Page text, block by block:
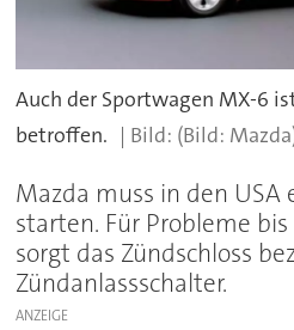
Auch der Sportwagen MX-6
betroffen.
(Bild:
Mazda muss in den USA
starten. Für Probleme
sorgt das Zündschloss
Zündanlassschalter.
ANZEIGE